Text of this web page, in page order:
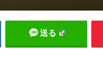
送る